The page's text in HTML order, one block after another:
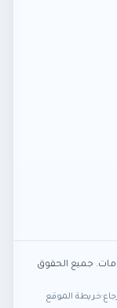
جميع الحقوق
·خريطة الموقع